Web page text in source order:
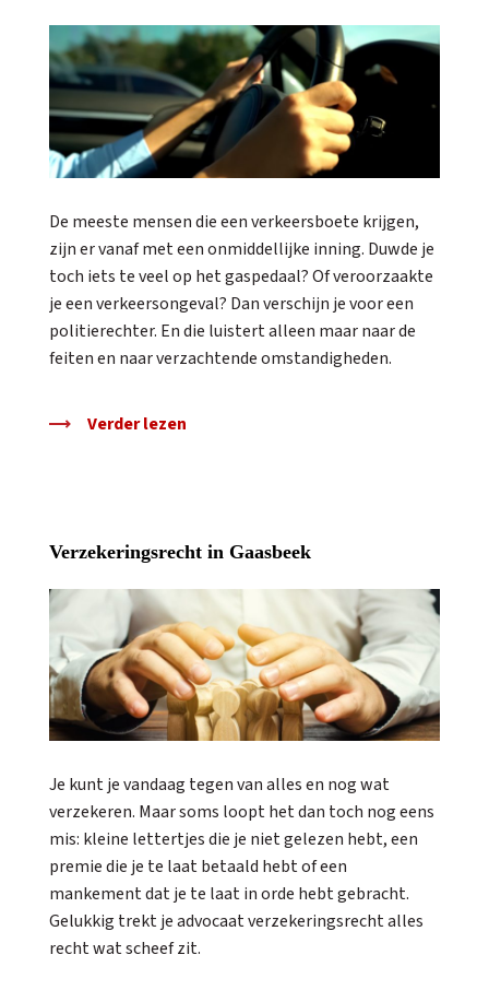
De meeste mensen die een verkeersboete krijgen,
zijn er vanaf met een onmiddellijke inning. Duwde je
toch iets te veel op het gaspedaal? Of veroorzaakte
je een verkeersongeval? Dan verschijn je voor een
politierechter. En die luistert alleen maar naar de
feiten en naar verzachtende omstandigheden.
Verder lezen
Verzekeringsrecht in Gaasbeek
Je kunt je vandaag tegen van alles en nog wat
verzekeren. Maar soms loopt het dan toch nog eens
mis: kleine lettertjes die je niet gelezen hebt, een
premie die je te laat betaald hebt of een
mankement dat je te laat in orde hebt gebracht.
Gelukkig trekt je advocaat verzekeringsrecht alles
recht wat scheef zit.